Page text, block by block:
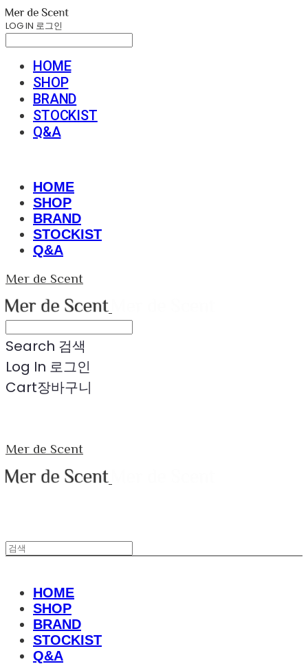
LOG IN 로그인
HOME
SHOP
BRAND
STOCKIST
Q&A
HOME
SHOP
BRAND
STOCKIST
Q&A
Mer de Scent
Search 검색
Log In 로그인
Cart장바구니
Mer de Scent
HOME
SHOP
BRAND
STOCKIST
Q&A